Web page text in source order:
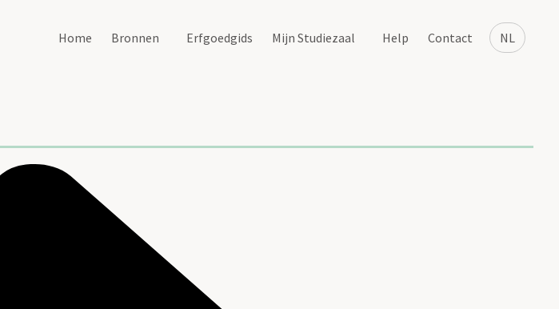
NL
Home Bronnen Erfgoedgids Mijn Studiezaal Help Contact